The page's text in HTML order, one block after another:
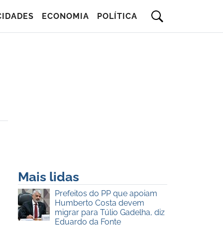
ECONOMIA POLÍTICA
Mais lidas
Prefeitos do PP que apoiam
Humberto Costa devem
migrar para Túlio Gadelha, diz
Eduardo da Fonte